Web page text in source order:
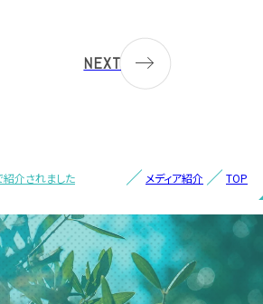
NEXT
TOP
メディア紹介
紹介されました